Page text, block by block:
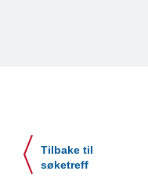
Tilbake til
søketreff